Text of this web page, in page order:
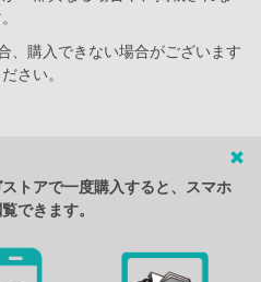
、購入できない場合がございます
さい。
トアで一度購入すると、スマホ
できます。